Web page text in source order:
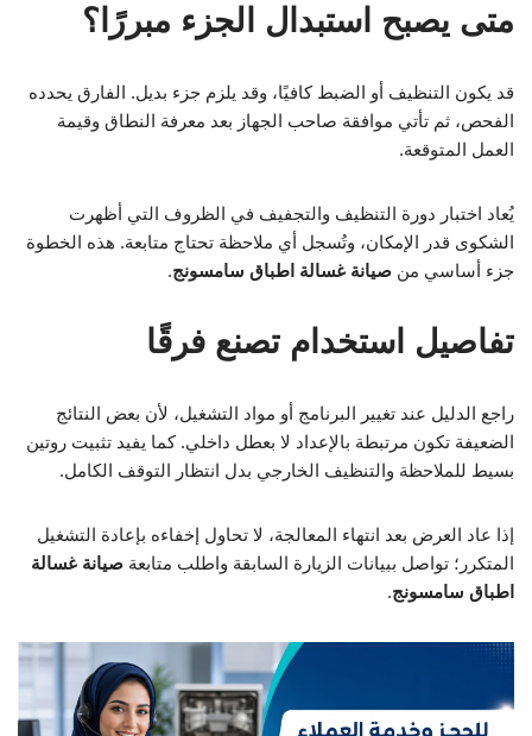
متى يصبح استبدال الجزء مبررًا؟
قد يكون التنظيف أو الضبط كافيًا، وقد يلزم جزء بديل. الفارق يحدده
الفحص، ثم تأتي موافقة صاحب الجهاز بعد معرفة النطاق وقيمة
العمل المتوقعة.
يُعاد اختبار دورة التنظيف والتجفيف في الظروف التي أظهرت
الشكوى قدر الإمكان، وتُسجل أي ملاحظة تحتاج متابعة. هذه الخطوة
جزء أساسي من صيانة غسالة اطباق سامسونج.
تفاصيل استخدام تصنع فرقًا
راجع الدليل عند تغيير البرنامج أو مواد التشغيل، لأن بعض النتائج
الضعيفة تكون مرتبطة بالإعداد لا بعطل داخلي. كما يفيد تثبيت روتين
بسيط للملاحظة والتنظيف الخارجي بدل انتظار التوقف الكامل.
إذا عاد العرض بعد انتهاء المعالجة، لا تحاول إخفاءه بإعادة التشغيل
المتكرر؛ تواصل ببيانات الزيارة السابقة واطلب متابعة صيانة غسالة
اطباق سامسونج.